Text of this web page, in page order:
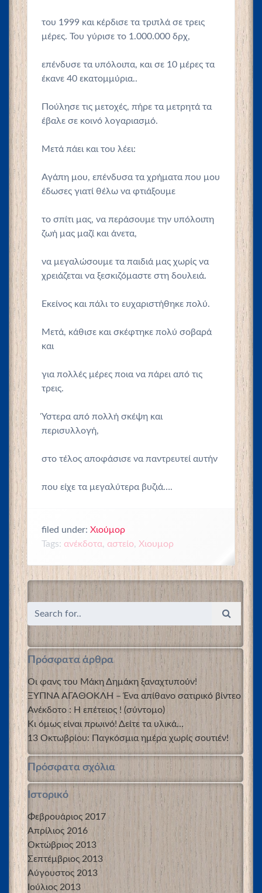
του 1999 και κέρδισε τα τριπλά σε τρεις
μέρες. Του γύρισε το 1.000.000 δρχ,
επένδυσε τα υπόλοιπα, και σε 10 μέρες τα
έκανε 40 εκατομμύρια..
Πούλησε τις μετοχές, πήρε τα μετρητά τα
έβαλε σε κοινό λογαριασμό.
Μετά πάει και του λέει:
Αγάπη μου, επένδυσα τα χρήματα που μου
έδωσες γιατί θέλω να φτιάξουμε
το σπίτι μας, να περάσουμε την υπόλοιπη
ζωή μας μαζί και άνετα,
να μεγαλώσουμε τα παιδιά μας χωρίς να
χρειάζεται να ξεσκιζόμαστε στη δουλειά.
Εκείνος και πάλι το ευχαριστήθηκε πολύ.
Μετά, κάθισε και σκέφτηκε πολύ σοβαρά
και
για πολλές μέρες ποια να πάρει από τις
τρεις.
Ύστερα από πολλή σκέψη και
περισυλλογή,
στο τέλος αποφάσισε να παντρευτεί αυτήν
που είχε τα μεγαλύτερα βυζιά….
filed under: Χιούμορ
Tags: ανέκδοτα, αστείο, Χιουμορ
Πρόσφατα άρθρα
Οι φανς του Μάκη Δημάκη ξαναχτυπούν!
ΞΥΠΝΑ ΑΓΑΘΟΚΛΗ – Ένα απίθανο σατιρικό βίντεο
Ανέκδοτο : Η επέτειος ! (σύντομο)
Κι όμως είναι πρωινό! Δείτε τα υλικά…
13 Οκτωβρίου: Παγκόσμια ημέρα χωρίς σουτιέν!
Πρόσφατα σχόλια
Ιστορικό
Φεβρουάριος 2017
Απρίλιος 2016
Οκτώβριος 2013
Σεπτέμβριος 2013
Αύγουστος 2013
Ιούλιος 2013